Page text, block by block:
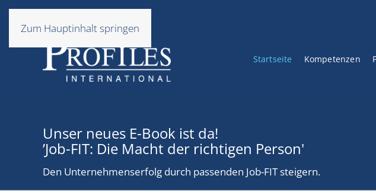
Zum Hauptinhalt springen
Startseite Kompetenzen
Unser neues E-Book ist da!
’Job-FIT: Die Macht der richtigen Person'
Den Unternehmenserfolg durch passenden Job-FIT steigern.